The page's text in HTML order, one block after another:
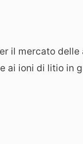
il mercato
ai ioni di litio in